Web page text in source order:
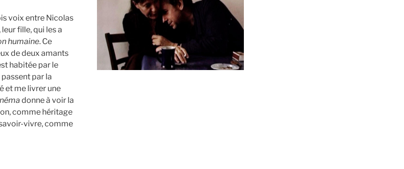
voix entre Nicolas
fille, qui les a
humaine. Ce
de deux amants
habitée par le
par la
et me livrer une
donne à voir la
comme héritage
vivre, comme